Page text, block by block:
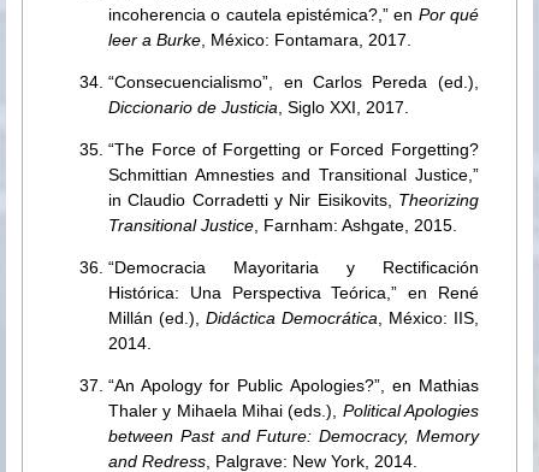
incoherencia o cautela epistémica?,” en Por qué
leer a Burke , México: Fontamara, 2017.
“Consecuencialismo”, en Carlos Pereda (ed.),
Diccionario de Justicia , Siglo XXI, 2017.
“The Force of Forgetting or Forced Forgetting?
Schmittian Amnesties and Transitional Justice,”
in Claudio Corradetti y Nir Eisikovits, Theorizing
Transitional Justice , Farnham: Ashgate, 2015.
“Democracia Mayoritaria y Rectificación
Histórica: Una Perspectiva Teórica,” en René
Millán (ed.),Didáctica Democrática , México: IIS,
2014.
“An Apology for Public Apologies?”, en Mathias
Thaler y Mihaela Mihai (eds.), Political Apologies
between Past and Future: Democracy, Memory
and Redress , Palgrave: New York, 2014.